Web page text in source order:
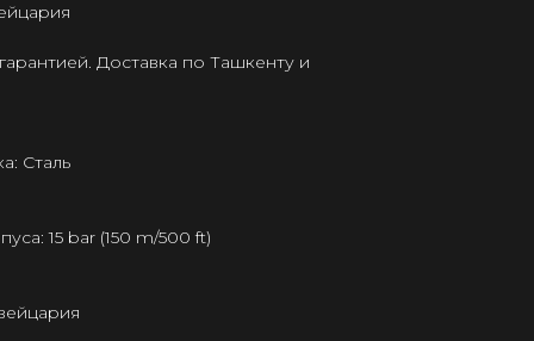
Доставка по Ташкенту и
Сталь
15 bar (150 m/500 ft)